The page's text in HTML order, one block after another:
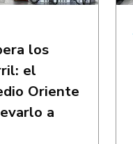
los
el
Oriente
a